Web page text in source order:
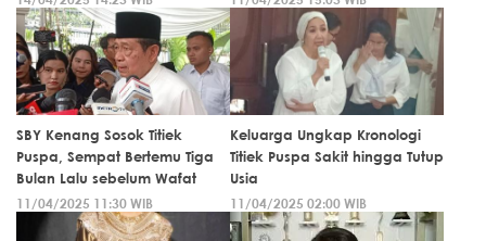
SBY Kenang Sosok Titiek
Puspa, Sempat Bertemu Tiga
Bulan Lalu sebelum Wafat
11/04/2025 11:30 WIB
Keluarga Ungkap Kronologi
Titiek Puspa Sakit hingga Tutup
Usia
11/04/2025 02:00 WIB